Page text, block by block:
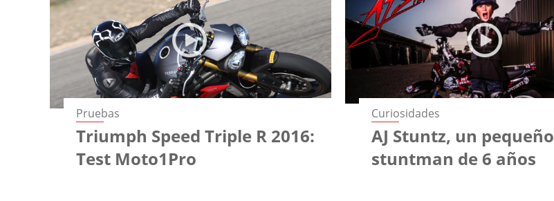
Pruebas
Triumph Speed Triple R 2016:
Test Moto1Pro
Curiosidades
AJ Stuntz, un pequeño
stuntman de 6 años